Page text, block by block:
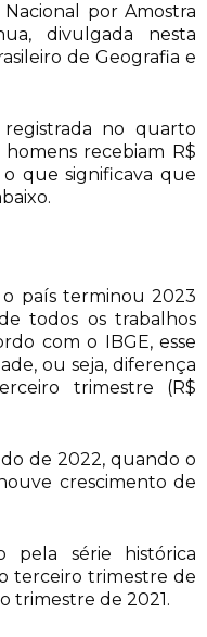
por Amostra
divulgada nesta
de Geografia e
no quarto
recebiam R$
o que significava que
país terminou 2023
todos os trabalhos
com o IBGE, esse
ou seja, diferença
trimestre (R$
de 2022, quando o
crescimento de
pela série histórica
terceiro trimestre de
trimestre de 2021.